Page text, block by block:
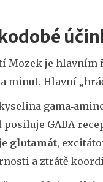
Mozek je hlavním
minut. Hlavní
glutamát,
a ztrátě